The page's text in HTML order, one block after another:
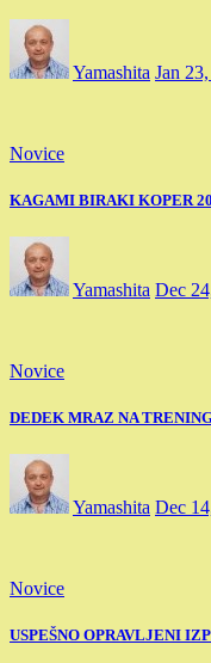
Yamashita Jan
Novice
KAGAMI BIRAKI KOPER
Yamashita Dec
Novice
DEDEK MRAZ NA
Yamashita Dec
Novice
USPEŠNO OPRAVLJENI